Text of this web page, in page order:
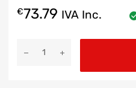
€73.79 IVA Inc.